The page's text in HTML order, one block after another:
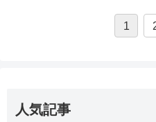
1
人気記事